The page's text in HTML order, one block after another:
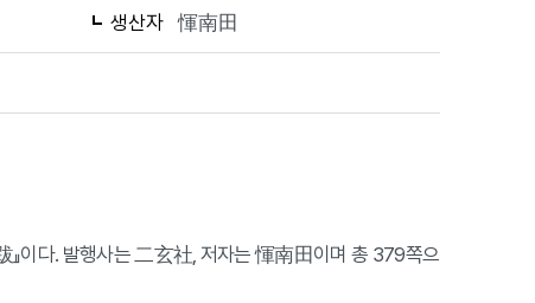
생산자 惲南田
이다. 발행사는 二玄社, 저자는 惲南田이며 총 379쪽으